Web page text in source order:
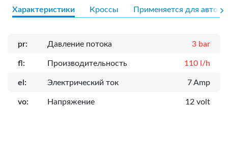
Характеристики Кроссы Применяется для авто
pr: Давление потока 3 bar
fl: Производительность 110 l/h
el: Электрический ток 7 Amp
vo: Напряжение 12 volt